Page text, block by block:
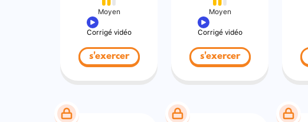
Moyen
Corrigé vidéo
s'exercer
Moyen
Corrigé vidéo
s'exercer